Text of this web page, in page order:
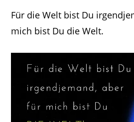
Für die Welt bist Du
mich bist Du die Welt.